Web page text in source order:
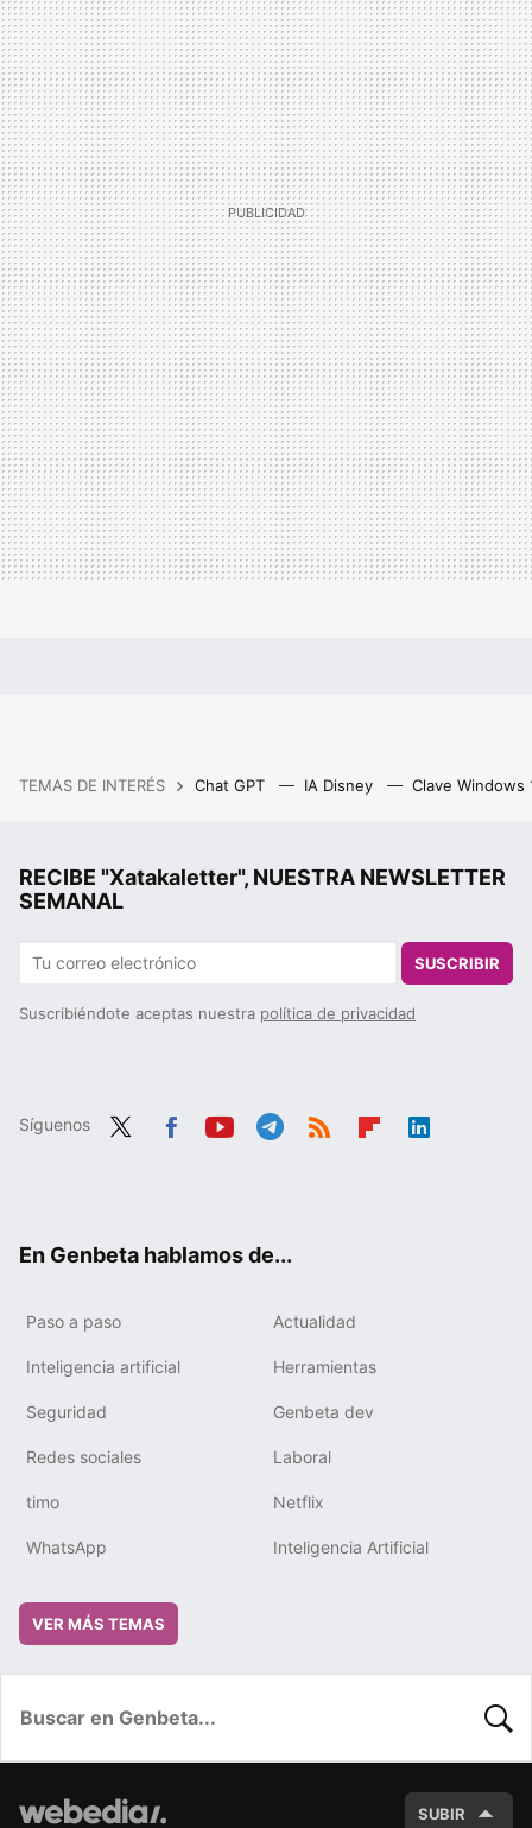
TEMAS DE INTERÉS Chat GPT IA Disney Clave Windows
RECIBE "Xatakaletter", NUESTRA NEWSLETTER
SEMANAL
SUSCRIBIR
Suscribiéndote aceptas nuestra política de privacidad
Síguenos
En Genbeta hablamos de...
Paso a paso Actualidad
Inteligencia artificial Herramientas
Seguridad Genbeta dev
Redes sociales Laboral
timo Netflix
WhatsApp Inteligencia Artificial
VER MÁS TEMAS
SUBIR